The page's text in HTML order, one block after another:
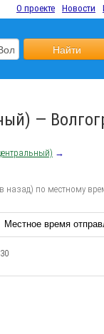
О проекте Новости
Найти
—
→
назад) по местному
Местное время